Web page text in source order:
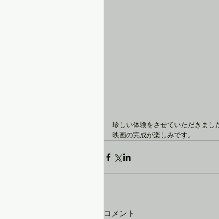
珍しい体験をさせていただきまし
映画の完成が楽しみです。
コメント